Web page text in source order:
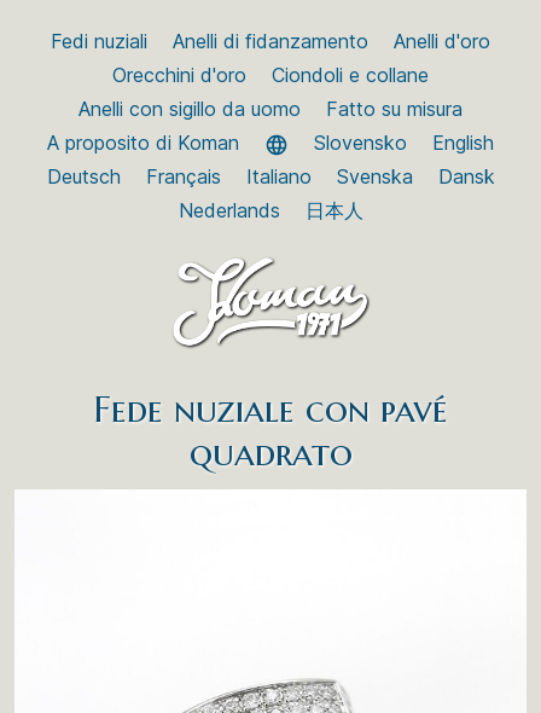
Fedi nuziali Anelli di fidanzamento
Anelli d'oro
Orecchini d'oro
Ciondoli e collane
Anelli con sigillo da uomo
Fatto su misura
A proposito di Koman
Slovensko
English
Deutsch
Français Italiano Svenska
Dansk
Nederlands
日本人
Fede nuziale con pavé
quadrato